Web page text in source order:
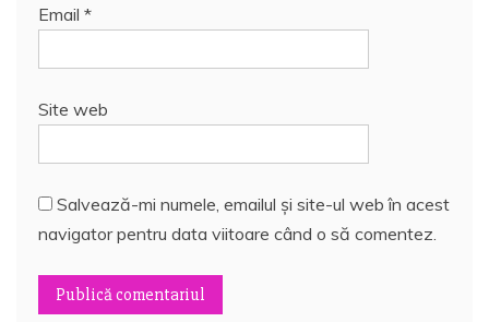
Email *
Site web
Salvează-mi numele, emailul și site-ul web în acest
navigator pentru data viitoare când o să comentez.